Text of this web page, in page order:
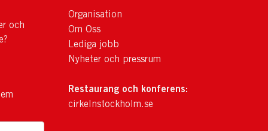
och
Organisation
Om Oss
Lediga jobb
Nyheter och pressrum
Restaurang och konferens:
cirkelnstockholm.se